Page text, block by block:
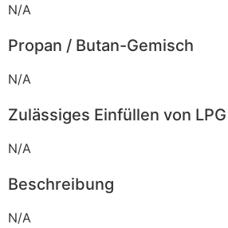
N/A
Propan / Butan-Gemisch
N/A
Zulässiges Einfüllen von LPG
N/A
Beschreibung
N/A